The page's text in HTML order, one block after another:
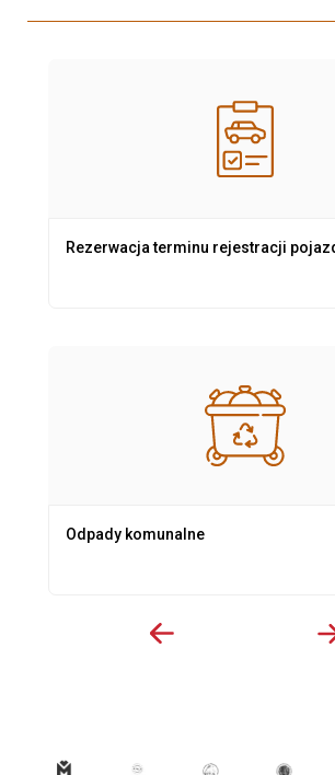
Rezerwacja terminu rejestracji
Odpady komunalne